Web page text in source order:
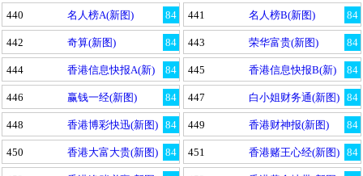
84
440 名人榜A(新图) 84
441 名人榜B(新图)
84
442 奇算(新图) 84
443 荣华富贵(新图)
84
444 香港信息快报A(新) 84
445 香港信息快报B(新)
84
446 赢钱一经(新图) 84
447 白小姐财务通(新图)
84
448 香港博彩快迅(新图) 84
449 香港财神报(新图)
84
450 香港大富大贵(新图) 84
451 香港赌王心经(新图)